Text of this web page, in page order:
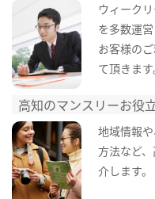
ウィーク
を多数運営
お客様の
て頂きます
高知のマンスリーお役
地域情報
方法など
介します。